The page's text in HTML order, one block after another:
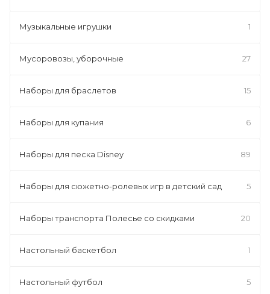
Музыкальные игрушки 1
Мусоровозы, уборочные 27
Наборы для браслетов 15
Наборы для купания 6
Наборы для песка Disney 89
Наборы для сюжетно-ролевых игр в детский сад 5
Наборы транспорта Полесье со скидками 20
Настольный баскетбол 1
Настольный футбол 5